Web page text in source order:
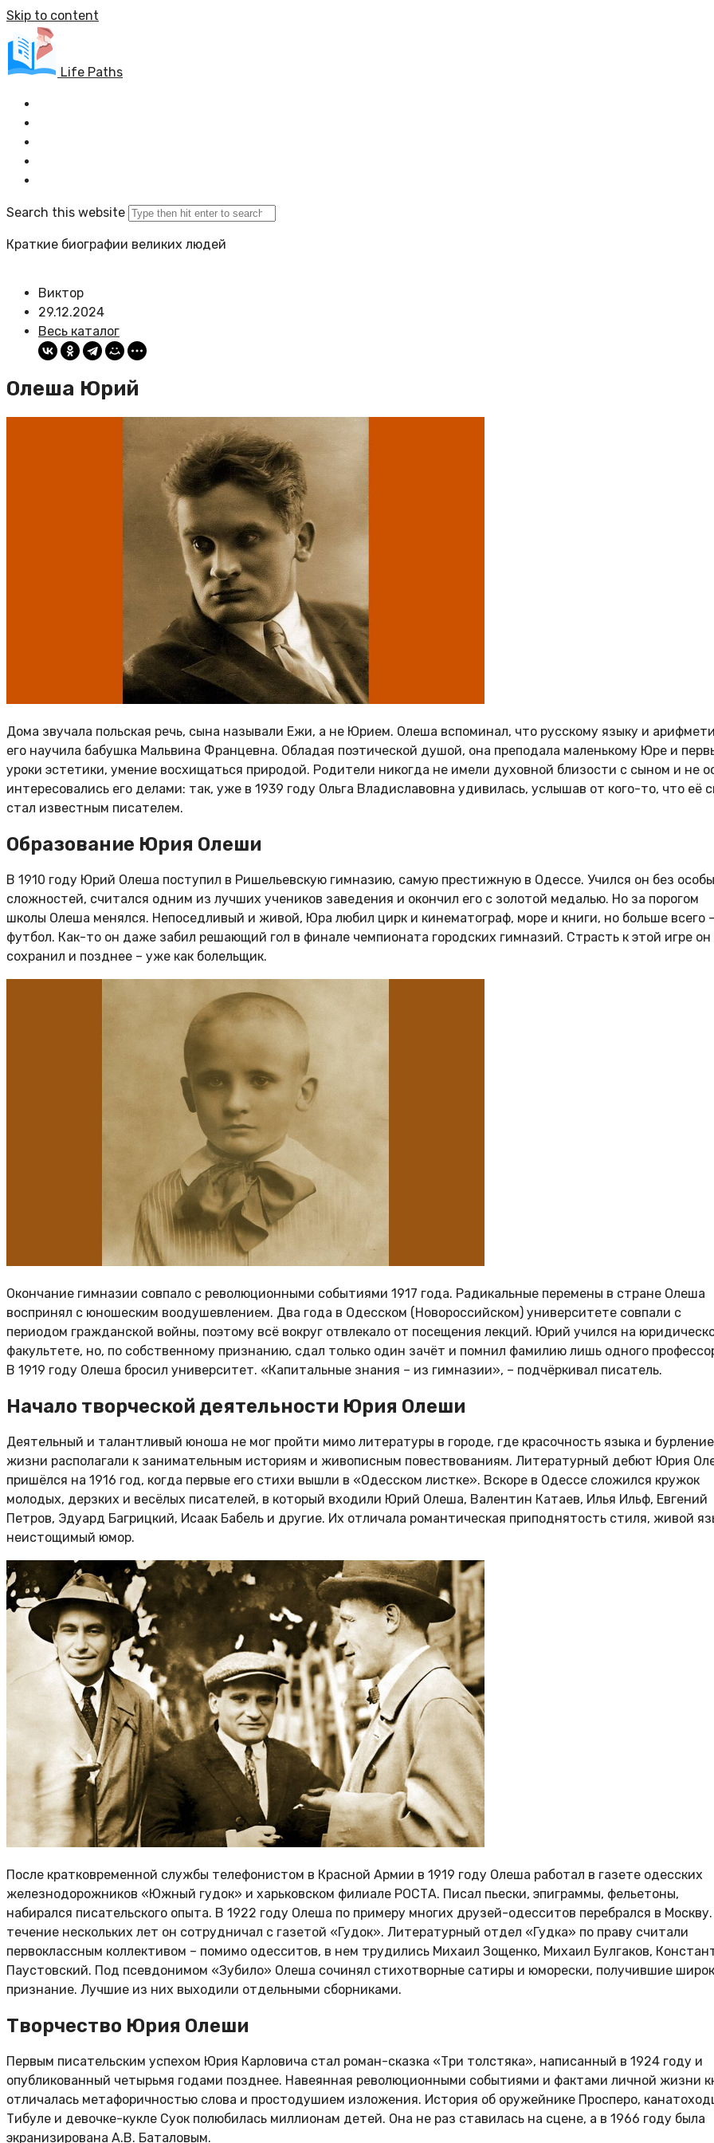
Skip to content
Life Paths
Search this website
Краткие биографии великих людей
Виктор
29.12.2024
Весь каталог
Олеша Юрий
Дома звучала польская речь, сына называли Ежи, а не Юрием. Олеша вспоминал, что русскому языку и
его научила бабушка Мальвина Францевна. Обладая поэтической душой, она преподала маленькому Юре и
уроки эстетики, умение восхищаться природой. Родители никогда не имели духовной близости с сыном и не
интересовались его делами: так, уже в 1939 году Ольга Владиславовна удивилась, услышав от кого-то, что её
стал известным писателем.
Образование Юрия Олеши
В 1910 году Юрий Олеша поступил в Ришельевскую гимназию, самую престижную в Одессе. Учился он без
сложностей, считался одним из лучших учеников заведения и окончил его с золотой медалью. Но за порогом
школы Олеша менялся. Непоседливый и живой, Юра любил цирк и кинематограф, море и книги, но больше всего –
футбол. Как-то он даже забил решающий гол в финале чемпионата городских гимназий. Страсть к этой игре он
сохранил и позднее – уже как болельщик.
Окончание гимназии совпало с революционными событиями 1917 года. Радикальные перемены в стране Олеша
воспринял с юношеским воодушевлением. Два года в Одесском (Новороссийском) университете совпали с
периодом гражданской войны, поэтому всё вокруг отвлекало от посещения лекций. Юрий учился на
факультете, но, по собственному признанию, сдал только один зачёт и помнил фамилию лишь одного
В 1919 году Олеша бросил университет. «Капитальные знания – из гимназии», – подчёркивал писатель.
Начало творческой деятельности Юрия Олеши
Деятельный и талантливый юноша не мог пройти мимо литературы в городе, где красочность языка и бурление
жизни располагали к занимательным историям и живописным повествованиям. Литературный дебют Юрия
пришёлся на 1916 год, когда первые его стихи вышли в «Одесском листке». Вскоре в Одессе сложился кружок
молодых, дерзких и весёлых писателей, в который входили Юрий Олеша, Валентин Катаев, Илья Ильф, Евгений
Петров, Эдуард Багрицкий, Исаак Бабель и другие. Их отличала романтическая приподнятость стиля, живой
неистощимый юмор.
После кратковременной службы телефонистом в Красной Армии в 1919 году Олеша работал в газете одесских
железнодорожников «Южный гудок» и харьковском филиале РОСТА. Писал пьески, эпиграммы, фельетоны,
набирался писательского опыта. В 1922 году Олеша по примеру многих друзей-одесситов перебрался в
течение нескольких лет он сотрудничал с газетой «Гудок». Литературный отдел «Гудка» по праву считали
первоклассным коллективом – помимо одесситов, в нем трудились Михаил Зощенко, Михаил Булгаков,
Паустовский. Под псевдонимом «Зубило» Олеша сочинял стихотворные сатиры и юморески, получившие
признание. Лучшие из них выходили отдельными сборниками.
Творчество Юрия Олеши
Первым писательским успехом Юрия Карловича стал роман-сказка «Три толстяка», написанный в 1924 году и
опубликованный четырьмя годами позднее. Навеянная революционными событиями и фактами личной жизни
отличалась метафоричностью слова и простодушием изложения. История об оружейнике Просперо,
Тибуле и девочке-кукле Суок полюбилась миллионам детей. Она не раз ставилась на сцене, а в 1966 году была
экранизирована А.В. Баталовым.